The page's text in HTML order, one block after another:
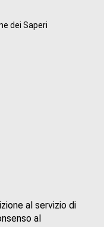
dei Saperi
al servizio di
al